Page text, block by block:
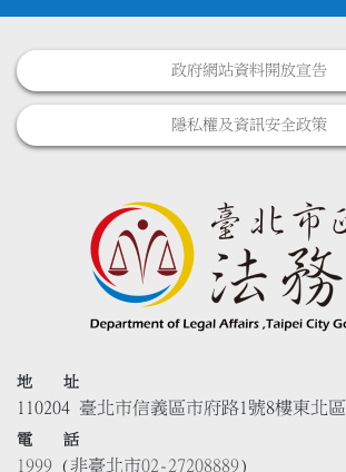
政府網站資料開放宣告
隱私權及資訊安全政策
地 址
110204 臺北市信義區市府路1號8樓東北區
電 話
1999 (非臺北市02-27208889)